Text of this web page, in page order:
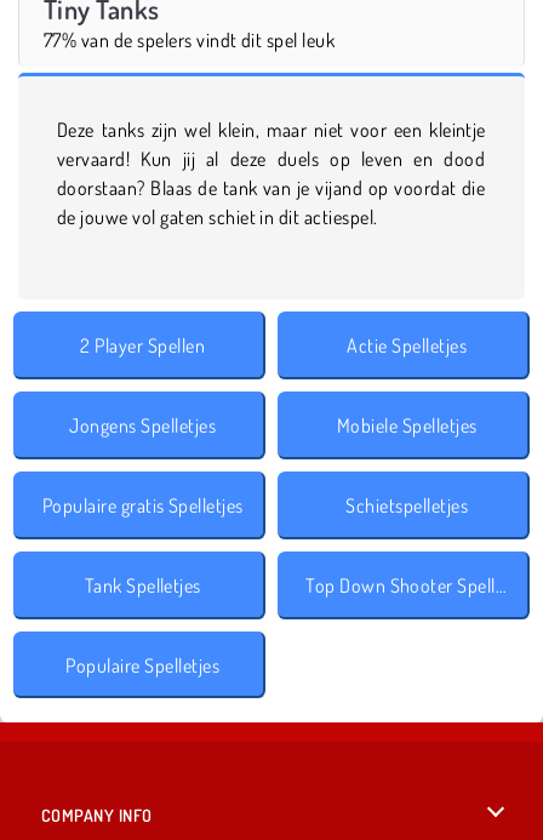
Tiny Tanks
77% van de spelers vindt dit spel leuk
Deze tanks zijn wel klein, maar niet voor een kleintje
vervaard! Kun jij al deze duels op leven en dood
doorstaan? Blaas de tank van je vijand op voordat die
de jouwe vol gaten schiet in dit actiespel.
2 Player Spellen Actie Spelletjes
Jongens Spelletjes Mobiele Spelletjes
Populaire gratis Spelletjes Schietspelletjes
Tank Spelletjes Top Down Shooter Spelletjes
Populaire Spelletjes
COMPANY INFO